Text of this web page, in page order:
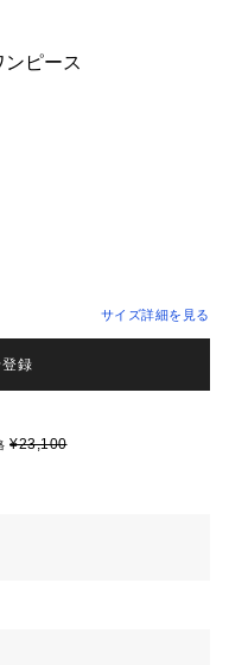
ピース
サイズ詳細を見る
録
¥23,100